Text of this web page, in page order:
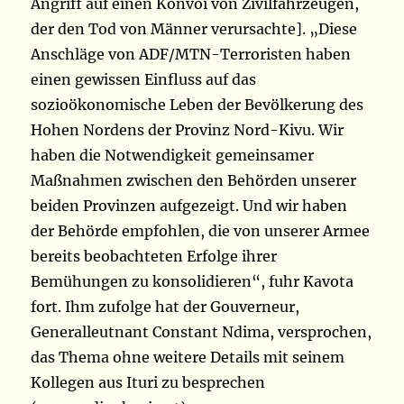
Angriff auf einen Konvoi von Zivilfahrzeugen,
der den Tod von Männer verursachte]. „Diese
Anschläge von ADF/MTN-Terroristen haben
einen gewissen Einfluss auf das
sozioökonomische Leben der Bevölkerung des
Hohen Nordens der Provinz Nord-Kivu. Wir
haben die Notwendigkeit gemeinsamer
Maßnahmen zwischen den Behörden unserer
beiden Provinzen aufgezeigt. Und wir haben
der Behörde empfohlen, die von unserer Armee
bereits beobachteten Erfolge ihrer
Bemühungen zu konsolidieren“, fuhr Kavota
fort. Ihm zufolge hat der Gouverneur,
Generalleutnant Constant Ndima, versprochen,
das Thema ohne weitere Details mit seinem
Kollegen aus Ituri zu besprechen